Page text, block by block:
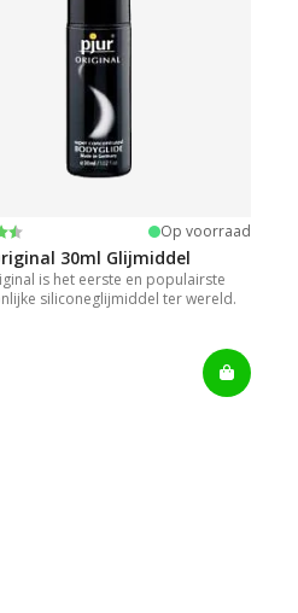
5 sterren Op voorraad
30ml Glijmiddel
is het eerste en populairste
siliconeglijmiddel ter wereld.